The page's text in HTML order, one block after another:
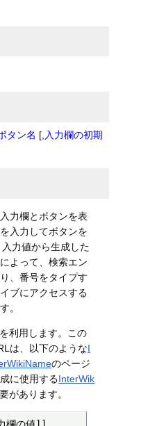
タン名 [,入力欄の初期
力欄とボタンを表
入力してボタンを
力値から生成した
よって、検索エン
、番号をタイプす
ブにアクセスする
。
を利用します。この
は、以下のようなI
のページ
に使用するInterWik
があります。